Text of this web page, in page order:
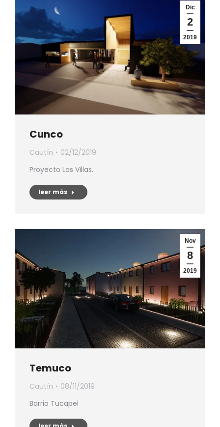
Dic
2
2019
Cunco
Cautín
02/12/2019
Proyecto Las Villas.
leer más
Nov
8
2019
Temuco
Cautín
08/11/2019
Barrio Tucapel